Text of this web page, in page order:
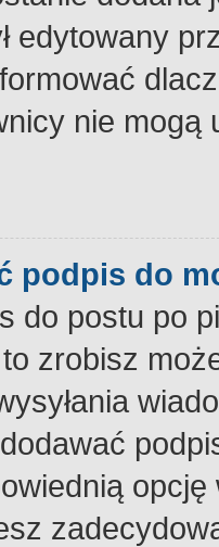
edytowany
nie
podpis do
do postu po
zrobisz